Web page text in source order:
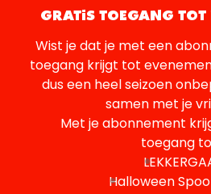
GRATIS TOEGANG TOT
Wist je dat je met een
toegang krijgt tot
dus een heel seizoen
samen met je
Met je abonnement
toegang
Halloween